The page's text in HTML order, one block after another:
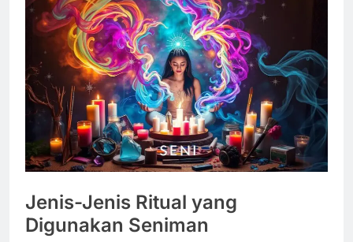
Jenis-Jenis Ritual yang
Digunakan Seniman